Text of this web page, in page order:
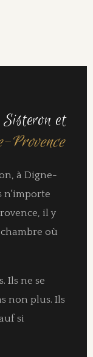
et
à Digne-
n'importe
il y
où
Ils ne se
non plus. Ils
si